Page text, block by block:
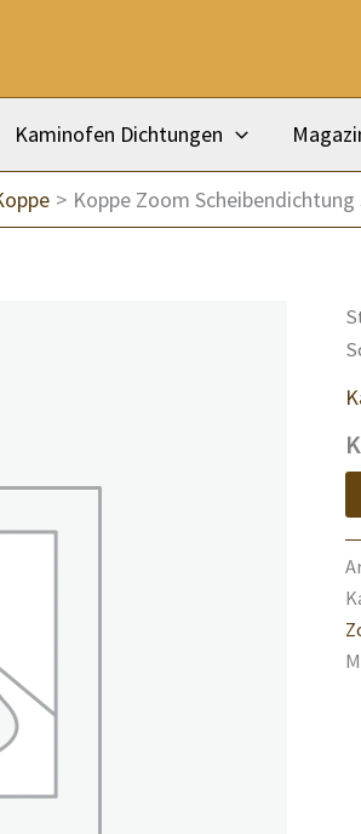
Kaminofen Dichtungen
Koppe Zoom Scheibendichtung